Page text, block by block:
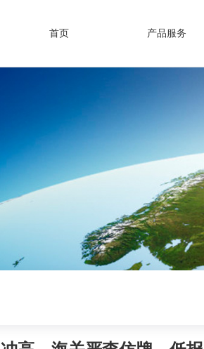
首页 产品服务